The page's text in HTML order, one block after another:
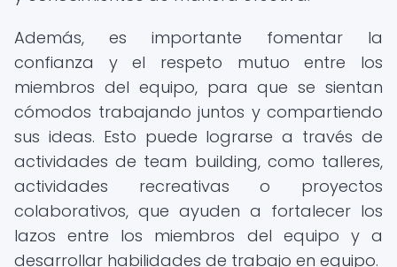
Además, es importante fomentar la
confianza y el respeto mutuo entre los
miembros del equipo, para que se sientan
cómodos trabajando juntos y compartiendo
sus ideas. Esto puede lograrse a través de
actividades de team building, como talleres,
actividades recreativas o proyectos
colaborativos, que ayuden a fortalecer los
lazos entre los miembros del equipo y a
desarrollar habilidades de trabajo en equipo.